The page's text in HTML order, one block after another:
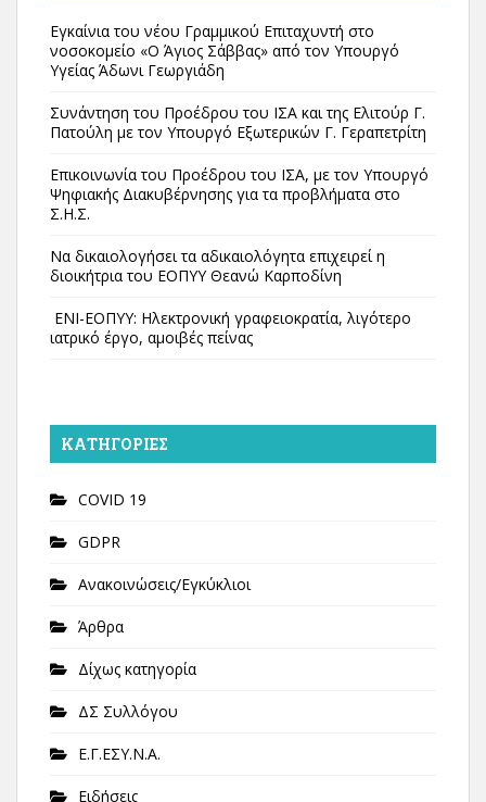
Εγκαίνια του νέου Γραμμικού Επιταχυντή στο
νοσοκομείο «Ο Άγιος Σάββας» από τον Υπουργό
Υγείας Άδωνι Γεωργιάδη
Συνάντηση του Προέδρου του ΙΣΑ και της Ελιτούρ Γ.
Πατούλη με τον Υπουργό Εξωτερικών Γ. Γεραπετρίτη
Επικοινωνία του Προέδρου του ΙΣΑ, με τον Υπουργό
Ψηφιακής Διακυβέρνησης για τα προβλήματα στο
Σ.Η.Σ.
Να δικαιολογήσει τα αδικαιολόγητα επιχειρεί η
διοικήτρια του ΕΟΠΥΥ Θεανώ Καρποδίνη
ΕΝΙ-ΕΟΠΥΥ: Ηλεκτρονική γραφειοκρατία, λιγότερο
ιατρικό έργο, αμοιβές πείνας
KΑΤΗΓΟΡΊΕΣ
COVID 19
GDPR
Ανακοινώσεις/Εγκύκλιοι
Άρθρα
Δίχως κατηγορία
ΔΣ Συλλόγου
Ε.Γ.ΕΣΥ.Ν.Α.
Ειδήσεις